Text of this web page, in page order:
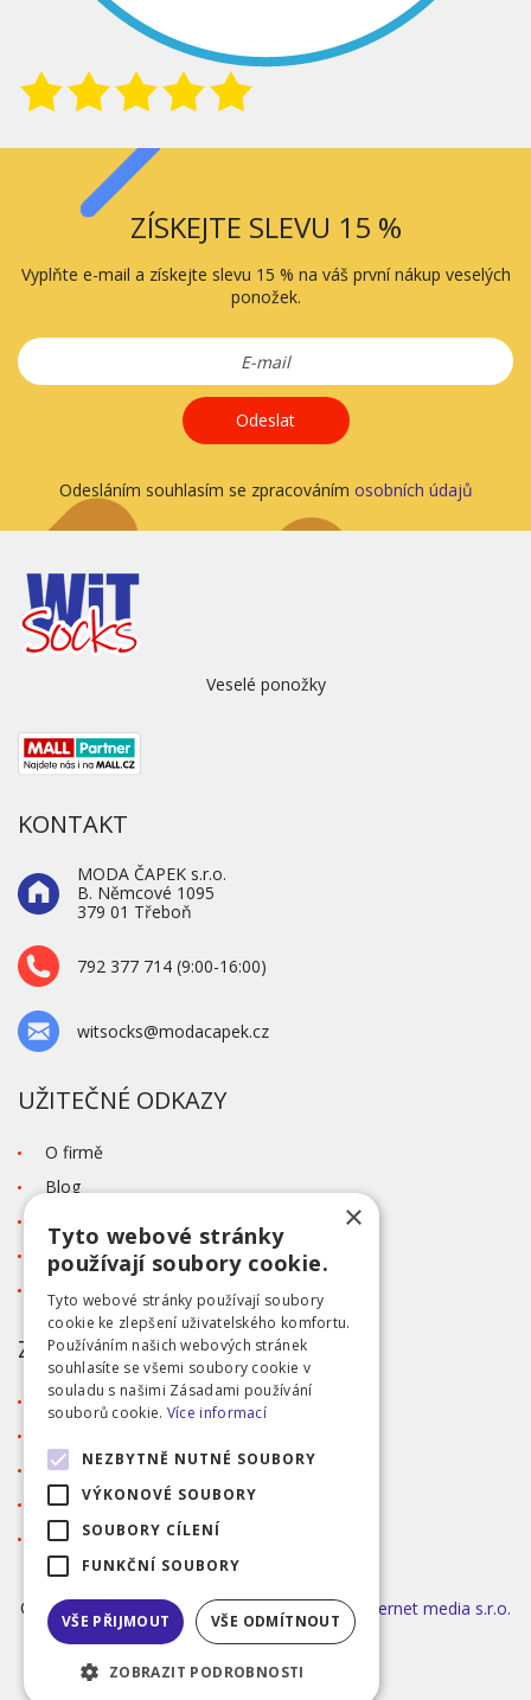
ZÍSKEJTE SLEVU 15 %
Vyplňte e-mail a získejte slevu 15 % na váš první nákup veselých
ponožek.
Odeslat
Odesláním souhlasím se zpracováním osobních údajů
Veselé ponožky
KONTAKT
MODA ČAPEK s.r.o.
B. Němcové 1095
379 01 Třeboň
792 377 714 (9:00-16:00)
witsocks@modacapek.cz
UŽITEČNÉ ODKAZY
O firmě
Blog
Tabulka velikostí
Ochrana osobních údajů GDPR
ZÁKAZNICKÝ SERVIS
Obchodní podmínky
Reklamace
Přihlášení
Registrace
©2026 MODA ČAPEK s.r.o. Made by
INIZIO Internet media s.r.o.
|
nastavení cookies
×
Tyto webové stránky
používají soubory cookie.
Tyto webové stránky používají soubory
cookie ke zlepšení uživatelského komfortu.
Používáním našich webových stránek
souhlasíte se všemi soubory cookie v
souladu s našimi Zásadami používání
souborů cookie. Více informací
NEZBYTNĚ NUTNÉ SOUBORY
VÝKONOVÉ SOUBORY
SOUBORY CÍLENÍ
FUNKČNÍ SOUBORY
VŠE PŘIJMOUT VŠE ODMÍTNOUT
ZOBRAZIT PODROBNOSTI